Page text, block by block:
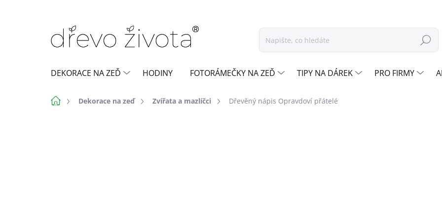
Hledat
DEKORACE NA ZEĎ HODINY FOTORÁMEČKY NA ZEĎ TIPY NA DÁREK PRO FIRMY
DomůDekorace na zeď Zvířata a mazlíčci Dřevěný nápis Opravdoví přátelé